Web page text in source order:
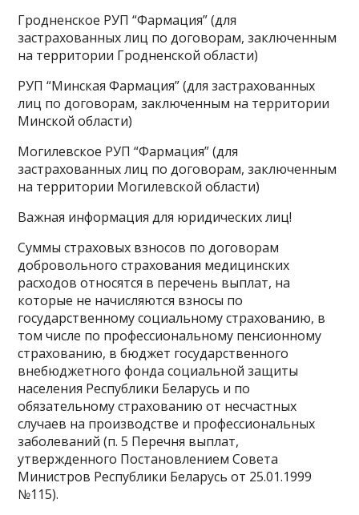
Гродненское РУП “Фармация” (для
застрахованных лиц по договорам, заключенным
на территории Гродненской области)
РУП “Минская Фармация” (для застрахованных
лиц по договорам, заключенным на территории
Минской области)
Могилевское РУП “Фармация” (для
застрахованных лиц по договорам, заключенным
на территории Могилевской области)
Важная информация для юридических лиц!
Суммы страховых взносов по договорам
добровольного страхования медицинских
расходов относятся в перечень выплат, на
которые не начисляются взносы по
государственному социальному страхованию, в
том числе по профессиональному пенсионному
страхованию, в бюджет государственного
внебюджетного фонда социальной защиты
населения Республики Беларусь и по
обязательному страхованию от несчастных
случаев на производстве и профессиональных
заболеваний (п. 5 Перечня выплат,
утвержденного Постановлением Совета
Министров Республики Беларусь от 25.01.1999
№115).